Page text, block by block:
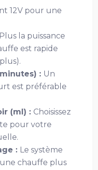
12V pour une
Plus la puissance
est rapide
: Un
est préférable
(ml) : Choisissez
pour votre
: Le système
chauffe plus